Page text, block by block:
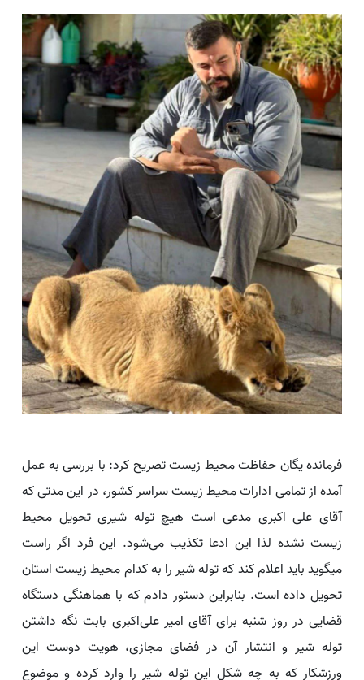
فرمانده یگان حفاظت محیط زیست تصریح کرد: با بررسی به عمل
آمده از تمامی ادارات محیط زیست سراسر کشور، در این مدتی که
آقای علی اکبری مدعی است هیچ توله شیری تحویل محیط
زیست نشده لذا این ادعا تکذیب می‌شود. این فرد اگر راست
میگوید باید اعلام کند که توله شیر را به کدام محیط زیست استان
تحویل داده است. بنابراین دستور دادم که با هماهنگی دستگاه
قضایی در روز شنبه برای آقای امیر علی‌اکبری بابت نگه داشتن
توله شیر و انتشار آن در فضای مجازی، هویت دوست این
ورزشکار که به چه شکل این توله شیر را وارد کرده و موضوع